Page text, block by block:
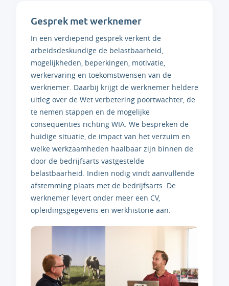
Gesprek met werknemer
In een verdiepend gesprek verkent de
arbeidsdeskundige de belastbaarheid,
mogelijkheden, beperkingen, motivatie,
werkervaring en toekomstwensen van de
werknemer. Daarbij krijgt de werknemer heldere
uitleg over de Wet verbetering poortwachter, de
te nemen stappen en de mogelijke
consequenties richting WIA. We bespreken de
huidige situatie, de impact van het verzuim en
welke werkzaamheden haalbaar zijn binnen de
door de bedrijfsarts vastgestelde
belastbaarheid. Indien nodig vindt aanvullende
afstemming plaats met de bedrijfsarts. De
werknemer levert onder meer een CV,
opleidingsgegevens en werkhistorie aan.